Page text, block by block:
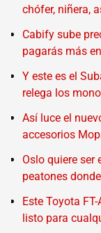
chófer, niñera,
Cabify sube
pagarás más
Y este es el
relega los
Así luce el
accesorios
Oslo quiere ser
peatones
Este Toyota
listo para